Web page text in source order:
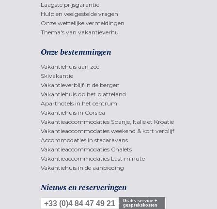
Laagste prijsgarantie
Hulp en veelgestelde vragen
Onze wettelijke vermeldingen
Thema's van vakantieverhu
Onze bestemmingen
Vakantiehuis aan zee
Skivakantie
Vakantieverblijf in de bergen
Vakantiehuis op het platteland
Aparthotels in het centrum
Vakantiehuis in Corsica
Vakantieaccommodaties Spanje, Italië et Kroatië
Vakantieaccommodaties weekend & kort verblijf
Accommodaties in stacaravans
Vakantieaccommodaties Chalets
Vakantieaccommodaties Last minute
Vakantiehuis in de aanbieding
Nieuws en reserveringen
+33 (0)4 84 47 49 21
Gratis service +
gesprekskosten